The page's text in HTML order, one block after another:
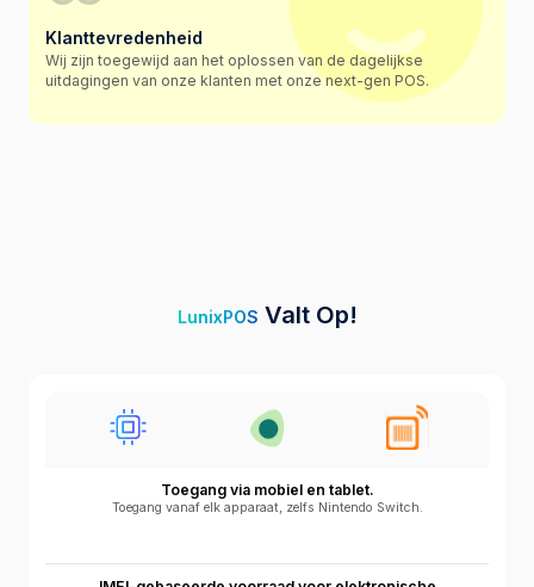
Klanttevredenheid
Wij zijn toegewijd aan het oplossen van de dagelijkse
uitdagingen van onze klanten met onze next-gen POS.
LunixPOS Valt Op!
Toegang via mobiel en tablet.
Toegang vanaf elk apparaat, zelfs Nintendo Switch.